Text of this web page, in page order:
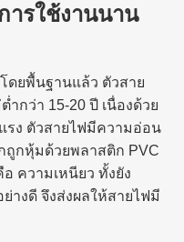
ารใช้งานนาน
ยพื้นฐานแล้ว ตัวสาย
ำกว่า 15-20 ปี เนื่องด้วย
รง ตัวสายไฟมีความอ่อน
กหุ้มด้วยพลาสติก PVC
ความเหนียว ทั้งยัง
างดี จึงส่งผลให้สายไฟมี